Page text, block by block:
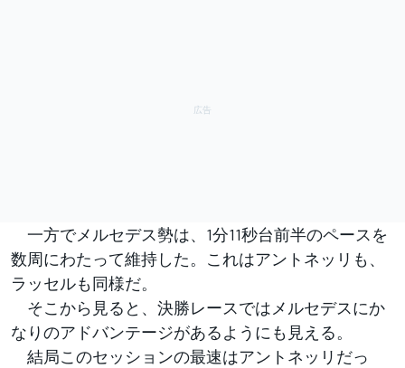
一方でメルセデス勢は、1分11秒台前半のペースを
数周にわたって維持した。これはアントネッリも、
ラッセルも同様だ。
そこから見ると、決勝レースではメルセデスにか
なりのアドバンテージがあるようにも見える。
結局このセッションの最速はアントネッリだっ